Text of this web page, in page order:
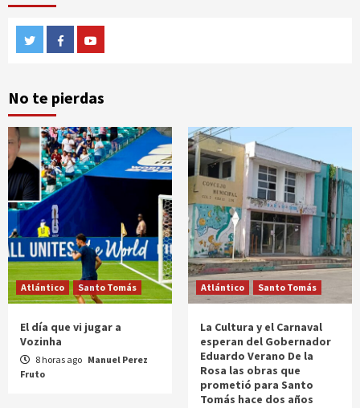
TwitterFacebook
No te pierdas
Atlántico Santo Tomás
El día que vi jugar a
Vozinha
8 horas ago Manuel Perez
Fruto
Atlántico Santo Tomás
La Cultura y el Carnaval
esperan del Gobernador
Eduardo Verano De la
Rosa las obras que
prometió para Santo
Tomás hace dos años